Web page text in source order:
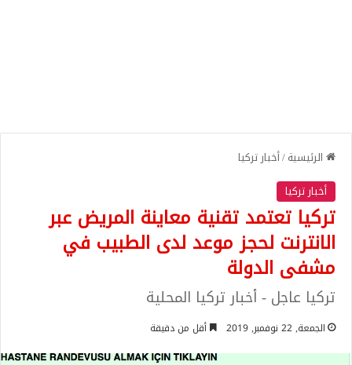
الرئيسية/أخبار تركيا
أخبار تركيا
تركيا تعتمد تقنية معاينة المريض عبر
الانترنت لحجز موعد لدى الطبيب في
مشفى الدولة
تركيا عاجل - أخبار تركيا المحلية
الجمعة, 22 نوفمبر, 2019 أقل من دقيقة